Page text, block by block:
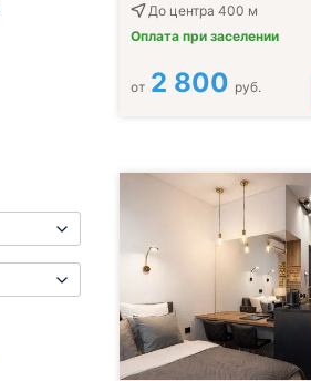
До центра 400 м
Оплата при заселении
от 2 800 руб.